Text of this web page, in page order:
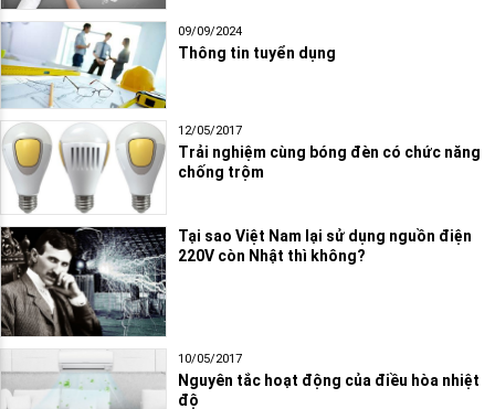
09/09/2024
Thông tin tuyển dụng
12/05/2017
Trải nghiệm cùng bóng đèn có chức năng
chống trộm
Tại sao Việt Nam lại sử dụng nguồn điện
220V còn Nhật thì không?
10/05/2017
Nguyên tắc hoạt động của điều hòa nhiệt
độ